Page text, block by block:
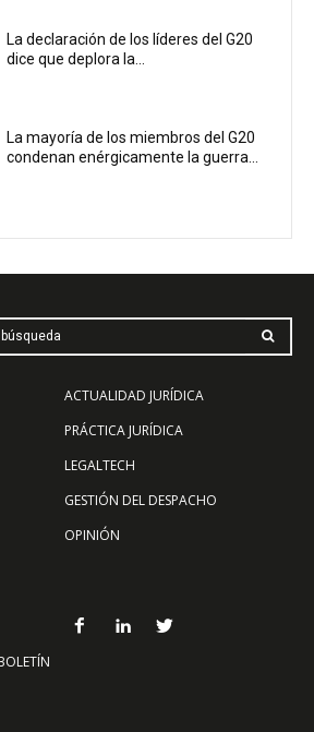
La declaración de los líderes del G20
dice que deplora la...
La mayoría de los miembros del G20
condenan enérgicamente la guerra...
ACTUALIDAD JURÍDICA
PRÁCTICA JURÍDICA
LEGALTECH
GESTIÓN DEL DESPACHO
OPINIÓN